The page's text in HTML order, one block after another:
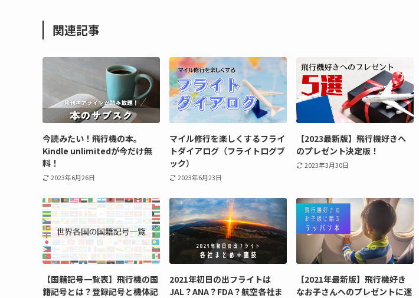
関連記事
今読みたい！飛行機の本。
Kindle unlimitedが今だけ無
料！
2023年6月26日
マイル修行を楽しくするフライ
トダイアログ（フライトログブ
ック）
2023年6月23日
【2023最新版】飛行機好きへ
のプレゼント決定版！
2023年3月30日
【国籍記号一覧表】飛行機の国
籍記号とは？登録記号と機体記
2021年初日の出フライトは
JAL？ANA？FDA？航空各社ま
【2021年最新版】飛行機好き
なお子さんへのプレゼントに迷